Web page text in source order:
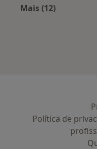
Mais (12)
Política de